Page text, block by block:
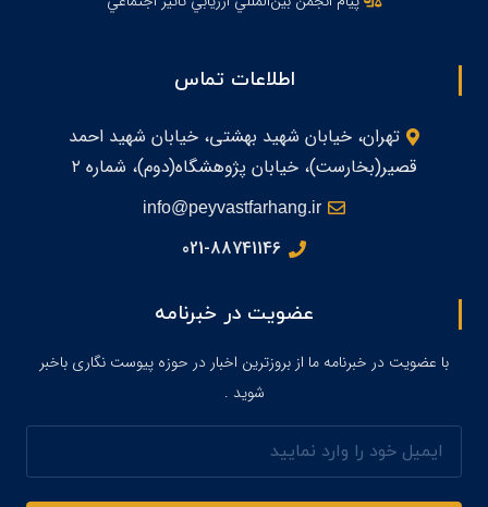
اطلاعات تماس
تهران، خیابان شهید بهشتی، خیابان شهید احمد
قصیر(بخارست)، خیابان پژوهشگاه(دوم)، شماره ۲
info@peyvastfarhang.ir
021-88741146
عضویت در خبرنامه
با عضویت در خبرنامه ما از بروزترین اخبار در حوزه پیوست نگاری باخبر
شوید .